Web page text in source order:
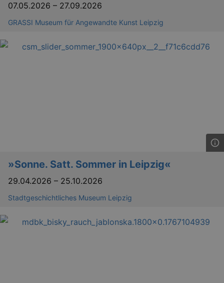
07.05.2026 – 27.09.2026
GRASSI Museum für Angewandte Kunst Leipzig
»Sonne. Satt. Sommer in Leipzig«
29.04.2026 – 25.10.2026
Stadtgeschichtliches Museum Leipzig